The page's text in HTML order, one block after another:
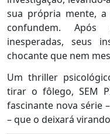
sua própria mente,
confundem.
inesperadas, seus
chocante que nem
Um thriller
tirar o fôlego, SEM
fascinante nova série
– que o deixará